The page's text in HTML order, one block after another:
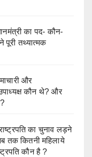
का पद- कौन-
तथ्यात्मक
और
कौन थे? और
का चुनाव लड़ने
तक कितनी महिलाये
कौन है ?